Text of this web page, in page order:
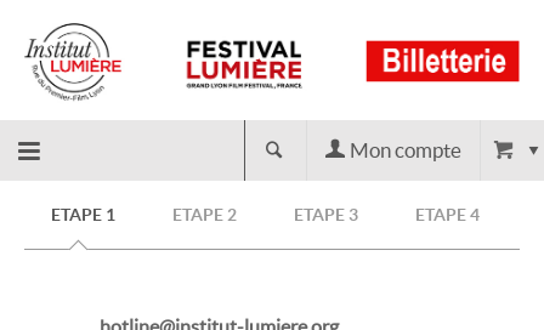
Retour
Mon compte
ETAPE 1 ETAPE 2 ETAPE 3 ETAPE 4